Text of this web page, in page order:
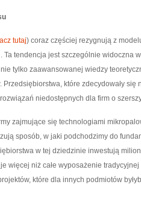
tutaj) coraz częściej rezygnują z
tendencja jest szczególnie widoczna
tylko zaawansowanej wiedzy
Przedsiębiorstwa, które zdecydowały
niedostępnych dla firm o
zajmujące się technologiami
sposób, w jaki podchodzimy do
w tej dziedzinie inwestują
więcej niż całe wyposażenie
które dla innych podmiotów